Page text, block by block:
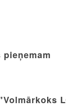
pieņemam